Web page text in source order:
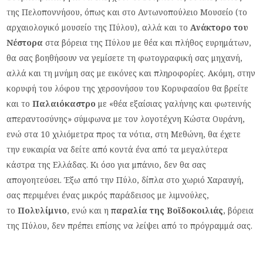
της Πελοποννήσου, όπως και στο Αντωνοπούλειο Μουσείο (το
αρχαιολογικό μουσείο της Πύλου), αλλά και τοΑνάκτορο του
Νέστορα στα βόρεια της Πύλου με θέα και πλήθος ευρημάτων,
θα σας βοηθήσουν να γεμίσετε τη φωτογραφική σας μηχανή,
αλλά και τη μνήμη σας με εικόνες και πληροφορίες. Ακόμη, στην
κορυφή του λόφου της χερσονήσου του Κορυφασίου θα βρείτε
και τοΠαλαιόκαστρο με «θέα εξαίσιας γαλήνης και φωτεινής
απεραντοσύνης» σύμφωνα με τον λογοτέχνη Κώστα Ουράνη,
ενώ στα 10 χιλιόμετρα προς τα νότια, στη Μεθώνη, θα έχετε
την ευκαιρία να δείτε από κοντά ένα από τα μεγαλύτερα
κάστρα της Ελλάδας. Κι όσο για μπάνιο, δεν θα σας
απογοητεύσει. Έξω από την Πύλο, δίπλα στο χωριό Χαραυγή,
σας περιμένει ένας μικρός παράδεισος με λιμνούλες,
τοΠολυλίμνιο, ενώ και ηπαραλία της Βοϊδοκοιλιάς, βόρεια
της Πύλου, δεν πρέπει επίσης να λείψει από το πρόγραμμά σας.